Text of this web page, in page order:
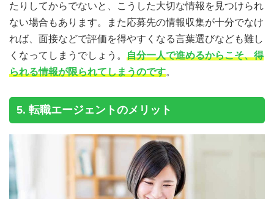
たりしてからでないと、こうした大切な情報を見つけられ
ない場合もあります。また応募先の情報収集が十分でなけ
れば、面接などで評価を得やすくなる言葉選びなども難し
くなってしまうでしょう。 自分一人で進めるからこそ、得
られる情報が限られてしまうのです。
5. 転職エージェントのメリット